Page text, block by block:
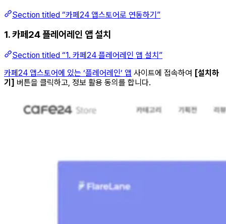
Section titled “카페24 앱스토어로 연동하기”
1. 카페24 플레어레인 앱 설치
Section titled “1. 카페24 플레어레인 앱 설치”
카페24 앱스토어에 있는 ‘플레어레인’ 앱 사이트에 접속하여 [설치하
기] 버튼을 클릭하고, 정보 활용 동의를 합니다.